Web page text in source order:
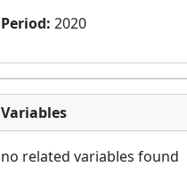
Period:2020
Variables
no related variables found